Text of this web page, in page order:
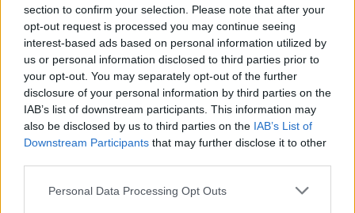
section to confirm your selection. Please note that after your
opt-out request is processed you may continue seeing
interest-based ads based on personal information utilized by
us or personal information disclosed to third parties prior to
your opt-out. You may separately opt-out of the further
disclosure of your personal information by third parties on the
IAB’s list of downstream participants. This information may
also be disclosed by us to third parties on the IAB’s List of
Downstream Participants that may further disclose it to other
Personal Data Processing Opt Outs
16
4
8
Z którym krajem nie graniczą
Włochy?